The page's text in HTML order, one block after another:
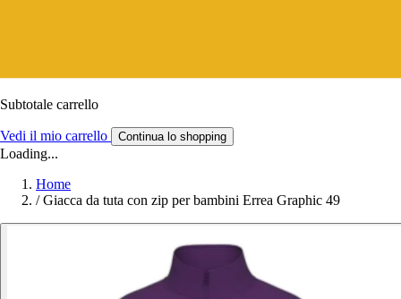
Subtotale carrello
Vedi il mio carrello Continua lo shopping
Loading...
Home
/ Giacca da tuta con zip per bambini Errea Graphic 49